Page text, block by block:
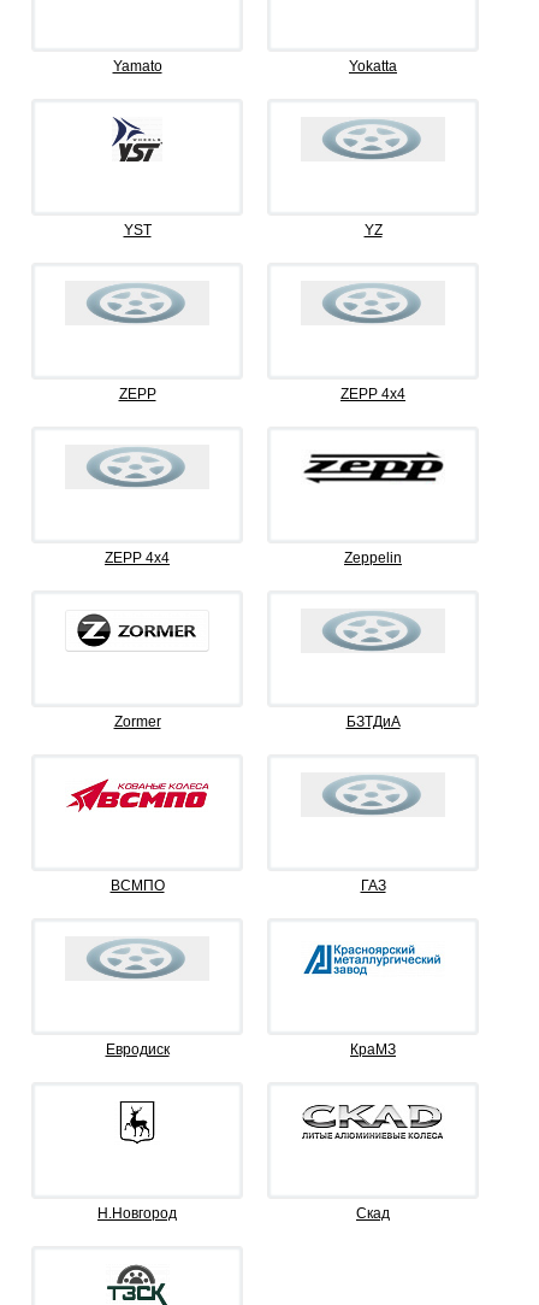
Yamato Yokatta
YST YZ
ZEPP ZEPP 4x4
ZEPP 4х4 Zeppelin
Zormer БЗТДиА
ВСМПО ГАЗ
Евродиск КраМЗ
Н.Новгород Скад